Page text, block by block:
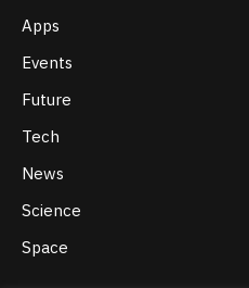
Apps
Events
Future
Tech
News
Science
Space